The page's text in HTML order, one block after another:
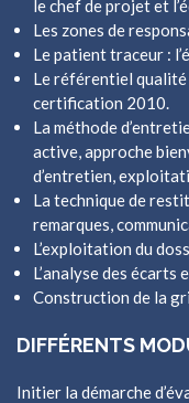
le chef de projet et
Les zones de
Le patient traceur :
Le référentiel qualité
certification 2010.
La méthode
active, approche
d’entretien,
La technique de
remarques,
L’exploitation du
L’analyse des écarts
Construction de la
DIFFÉRENTS
Initier la démarche